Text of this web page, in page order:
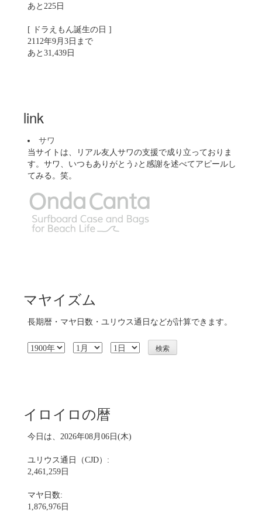
あと225日
[ ドラえもん誕生の日 ]
2112年9月3日まで
あと31,439日
link
サワ
当サイトは、リアル友人サワの支援で成り立っておりま
す。サワ、いつもありがとう♪と感謝を述べてアピールし
てみる。笑。
マヤイズム
長期暦・マヤ日数・ユリウス通日などが計算できます。
イロイロの暦
今日は、2026年08月06日(木)
ユリウス通日（CJD）:
2,461,259日
マヤ日数:
1,876,976日